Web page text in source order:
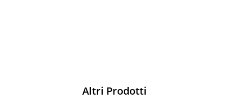
Altri Prodotti